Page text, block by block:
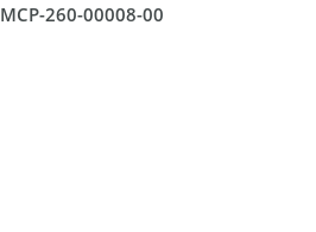
MCP-260-00008-00